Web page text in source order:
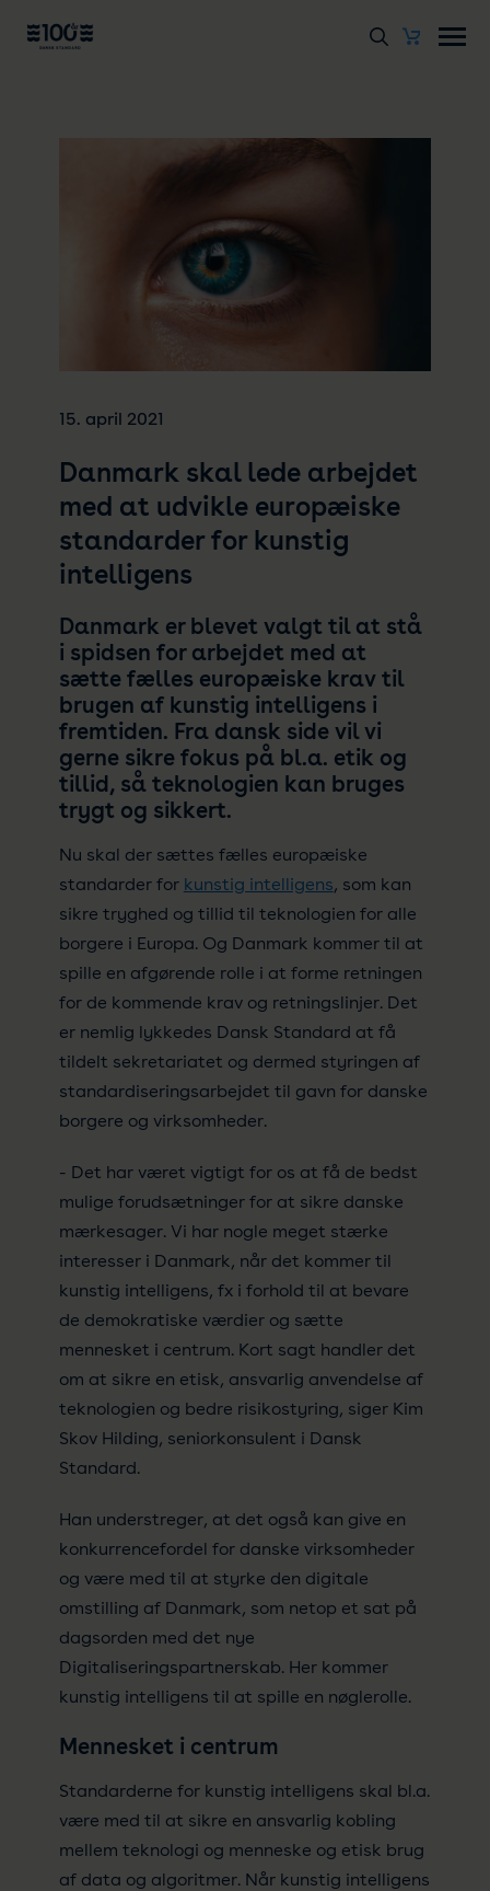
15. april 2021
Danmark skal lede arbejdet
med at udvikle europæiske
standarder for kunstig
intelligens
Danmark er blevet valgt til at stå
i spidsen for arbejdet med at
sætte fælles europæiske krav til
brugen af kunstig intelligens i
fremtiden. Fra dansk side vil vi
gerne sikre fokus på bl.a. etik og
tillid, så teknologien kan bruges
trygt og sikkert.
Nu skal der sættes fælles europæiske
standarder for kunstig intelligens, som kan
sikre tryghed og tillid til teknologien for alle
borgere i Europa. Og Danmark kommer til at
spille en afgørende rolle i at forme retningen
for de kommende krav og retningslinjer. Det
er nemlig lykkedes Dansk Standard at få
tildelt sekretariatet og dermed styringen af
standardiseringsarbejdet til gavn for danske
borgere og virksomheder.
- Det har været vigtigt for os at få de bedst
mulige forudsætninger for at sikre danske
mærkesager. Vi har nogle meget stærke
interesser i Danmark, når det kommer til
kunstig intelligens, fx i forhold til at bevare
de demokratiske værdier og sætte
mennesket i centrum. Kort sagt handler det
om at sikre en etisk, ansvarlig anvendelse af
teknologien og bedre risikostyring, siger Kim
Skov Hilding, seniorkonsulent i Dansk
Standard.
Han understreger, at det også kan give en
konkurrencefordel for danske virksomheder
og være med til at styrke den digitale
omstilling af Danmark, som netop et sat på
dagsorden med det nye
Digitaliseringspartnerskab. Her kommer
kunstig intelligens til at spille en nøglerolle.
Mennesket i centrum
Standarderne for kunstig intelligens skal bl.a.
være med til at sikre en ansvarlig kobling
mellem teknologi og menneske og etisk brug
af data og algoritmer. Når kunstig intelligens